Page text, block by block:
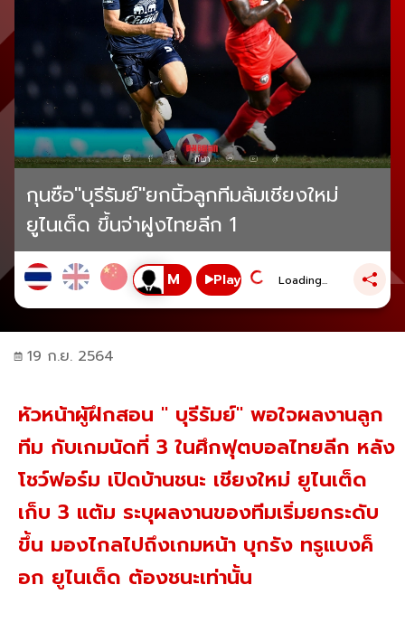
กุนซือ"บุรีรัมย์"ยกนิ้วลูกทีมล้มเชียงใหม่
ยูไนเต็ด ขึ้นจ่าฝูงไทยลีก 1
Play Loading...
19 ก.ย. 2564
หัวหน้าผู้ฝึกสอน " บุรีรัมย์" พอใจผลงานลูก
ทีม กับเกมนัดที่ 3 ในศึกฟุตบอลไทยลีก หลัง
โชว์ฟอร์ม เปิดบ้านชนะ เชียงใหม่ ยูไนเต็ด
เก็บ 3 แต้ม ระบุผลงานของทีมเริ่มยกระดับ
ขึ้น มองไกลไปถึงเกมหน้า บุกรัง ทรูแบงค็
อก ยูไนเต็ด ต้องชนะเท่านั้น